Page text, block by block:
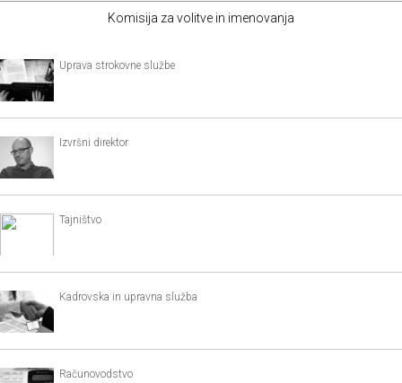
Komisija za volitve in imenovanja
Uprava strokovne službe
Izvršni direktor
Tajništvo
Kadrovska in upravna služba
Računovodstvo